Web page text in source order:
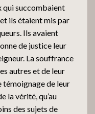
qui succombaient
ils étaient mis par
Ils avaient
de justice leur
La souffrance
autres et de leur
témoignage de leur
la vérité, qu’au
des sujets de